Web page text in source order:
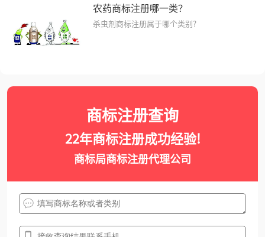
农药商标注册哪一类？
杀虫剂商标注册属于哪个类别?
商标注册查询
22年商标注册成功经验!
商标局商标注册代理公司